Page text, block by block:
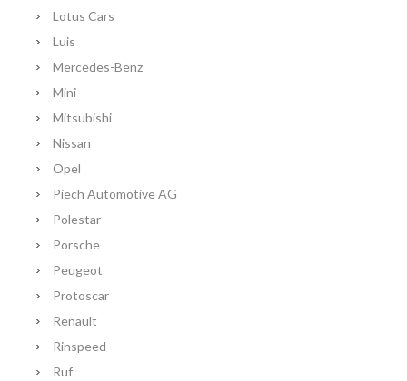
Lotus Cars
Luis
Mercedes-Benz
Mini
Mitsubishi
Nissan
Opel
Piëch Automotive AG
Polestar
Porsche
Peugeot
Protoscar
Renault
Rinspeed
Ruf